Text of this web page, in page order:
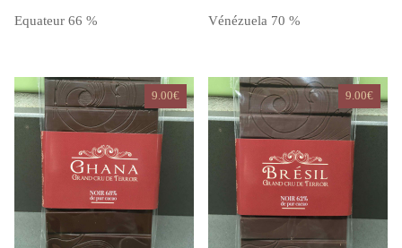
Equateur 66 % Vénézuela 70 %
9.00€ 9.00€